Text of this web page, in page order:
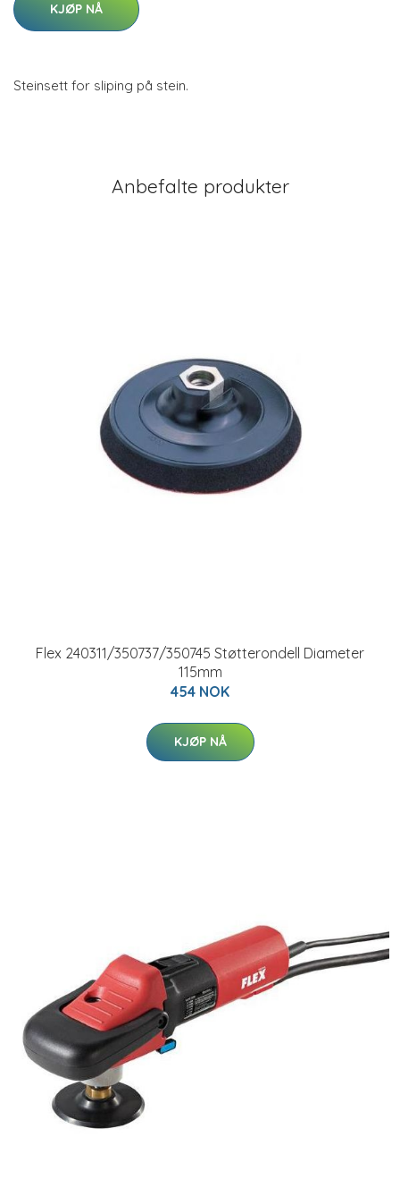
KJØP NÅ
Steinsett for sliping på stein.
Anbefalte produkter
Flex 240311/350737/350745 Støtterondell Diameter
115mm
454 NOK
KJØP NÅ